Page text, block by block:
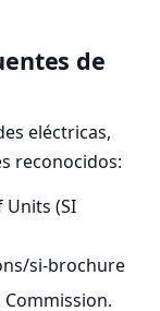
de
eléctricas,
reconocidos:
(SI
si-brochure